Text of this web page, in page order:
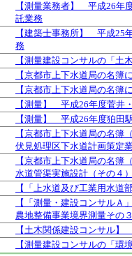
【測量業務者】 平成26年
託業務
【建築士事務所】 平成25
務
【測量建設コンサルの「
【京都市上下水道局の名
【京都市上下水道局の名
【測量】 平成26年度菅井
【測量】 平成26年度狛田
【京都市上下水道局の名
伏見処理区下水道計画策定
【京都市上下水道局の名
水道管渠実施設計（その４
【「上水道及び工業用水
【「測量・建設コンサル
農地整備事業境界測量その
【土木関係建設コンサル
【測量建設コンサルの「